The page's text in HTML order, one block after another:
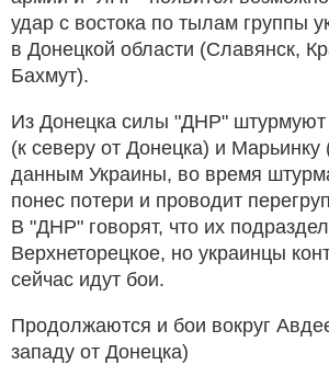
удар с востока по тылам группы
в Донецкой области (Славянск,
Бахмут).
Из Донецка силы "ДНР" штурмуют
(к северу от Донецка) и Марьинку
данным Украины, во время
понес потери и проводит
В "ДНР" говорят, что их
Верхнеторецкое, но украинцы
сейчас идут бои.
Продолжаются и бои вокруг
западу от Донецка)